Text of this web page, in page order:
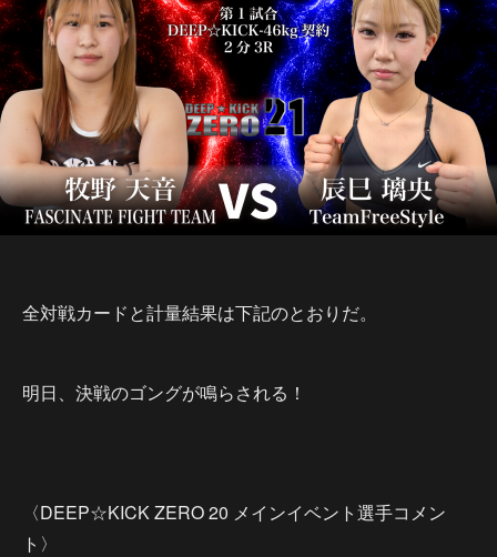
全対戦カードと計量結果は下記のとおりだ。
明日、決戦のゴングが鳴らされる！
〈DEEP☆KICK ZERO 20 メインイベント選手コメン
ト〉